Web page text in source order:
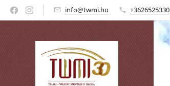
info@twmi.hu +3626525330